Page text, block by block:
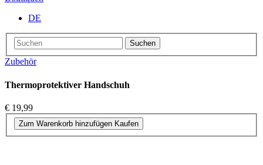
DE
Suchen
Zubehör
Thermoprotektiver Handschuh
€ 19,99
Zum Warenkorb hinzufügen Kaufen